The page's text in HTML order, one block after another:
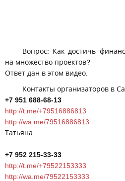
Вопрос: Как достичь
на множество проектов?
Ответ дан в этом видео.
Контакты организаторов в
+7 951 688-68-13
http://t.me/+79516886813
http://wa.me/79516886813
Татьяна
+7 952 215-33-33
http://t.me/+79522153333
http://wa.me/79522153333